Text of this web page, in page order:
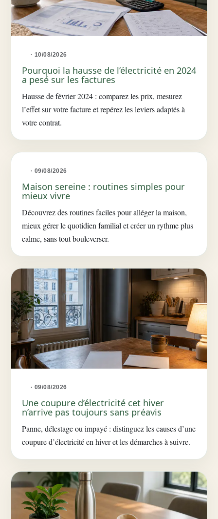
· 10/08/2026
Pourquoi la hausse de l’électricité en 2024
a pesé sur les factures
Hausse de février 2024 : comparez les prix, mesurez
l’effet sur votre facture et repérez les leviers adaptés à
votre contrat.
· 09/08/2026
Maison sereine : routines simples pour
mieux vivre
Découvrez des routines faciles pour alléger la maison,
mieux gérer le quotidien familial et créer un rythme plus
calme, sans tout bouleverser.
· 09/08/2026
Une coupure d’électricité cet hiver
n’arrive pas toujours sans préavis
Panne, délestage ou impayé : distinguez les causes d’une
coupure d’électricité en hiver et les démarches à suivre.